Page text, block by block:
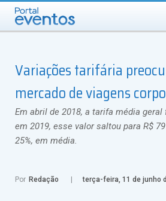
Variações tarifária
mercado de viagens
Em abril de 2018, a tarifa média geral
em 2019, esse valor saltou para R$
25%, em média.
Por Redação terça-feira, 11 de junho